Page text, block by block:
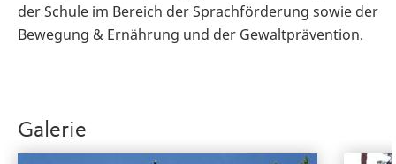
der Schule im Bereich der Sprachförderung sowie der
Bewegung & Ernährung und der Gewaltprävention.
Galerie